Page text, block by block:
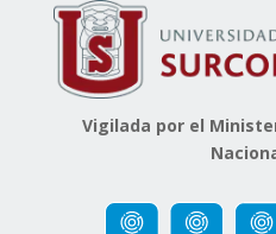
Vigilada por el